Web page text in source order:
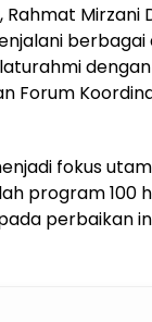
Mirzani
Forum
fokus
program 100
perbaikan